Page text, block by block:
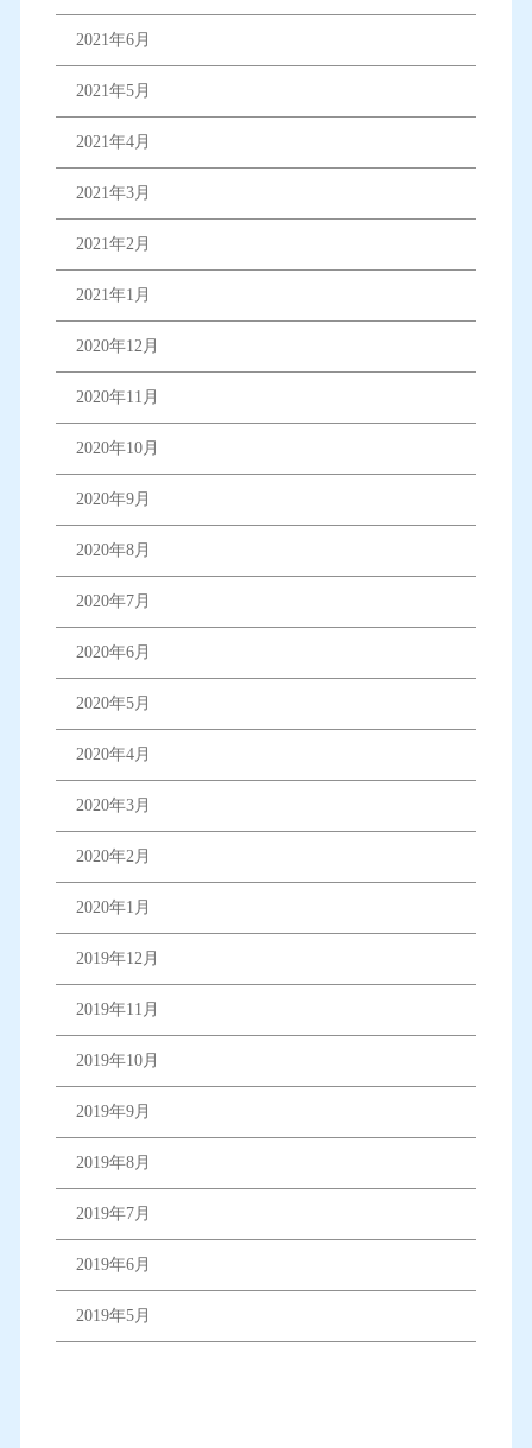
2021年6月
2021年5月
2021年4月
2021年3月
2021年2月
2021年1月
2020年12月
2020年11月
2020年10月
2020年9月
2020年8月
2020年7月
2020年6月
2020年5月
2020年4月
2020年3月
2020年2月
2020年1月
2019年12月
2019年11月
2019年10月
2019年9月
2019年8月
2019年7月
2019年6月
2019年5月